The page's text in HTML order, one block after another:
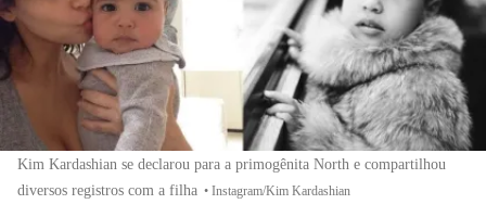
Kim Kardashian se declarou para a primogênita North e compartilhou
diversos registros com a filha • Instagram/Kim Kardashian